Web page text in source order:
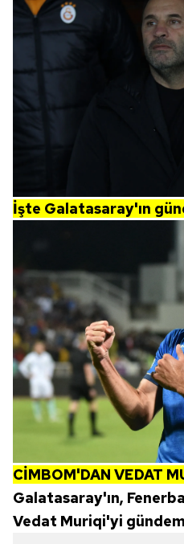
İşte Galatasaray'ın
CİMBOM'DAN VEDAT
Galatasaray'ın,
Vedat Muriqi'yi